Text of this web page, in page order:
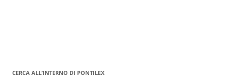
CERCA ALL’INTERNO DI PONTILEX